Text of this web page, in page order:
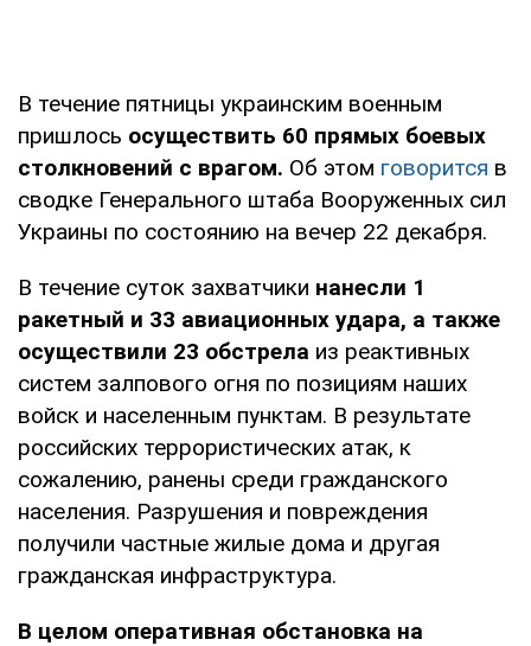
В течение пятницы украинским военным
пришлось осуществить 60 прямых боевых
столкновений с врагом. Об этом говорится в
сводке Генерального штаба Вооруженных сил
Украины по состоянию на вечер 22 декабря.
В течение суток захватчики нанесли 1
ракетный и 33 авиационных удара, а также
осуществили 23 обстрела из реактивных
систем залпового огня по позициям наших
войск и населенным пунктам. В результате
российских террористических атак, к
сожалению, ранены среди гражданского
населения. Разрушения и повреждения
получили частные жилые дома и другая
гражданская инфраструктура.
В целом оперативная обстановка на